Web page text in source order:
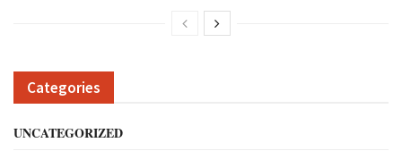
Categories
UNCATEGORIZED